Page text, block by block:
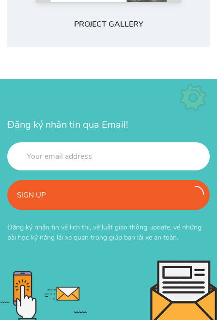
PROJECT GALLERY
Đăng ký nhận tin qua Email!
SIGN UP
Đăng ký nhận tin về lịch thi, về luật giao thông update, về những
bài học kỹ năng lái xe quan trọng giúp bạn lái xe an toàn.